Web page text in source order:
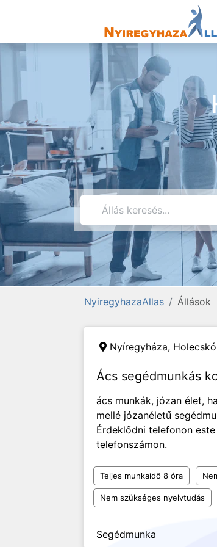
NyiregyhazaAllas Állások
Nyíregyháza,
Ács segédmunkás
ács munkák, józan élet,
mellé józanéletű
Érdeklődni telefonon
telefonszámon.
Teljes munkaidő 8 óra
Nem szükséges nyelvtudás
Segédmunka